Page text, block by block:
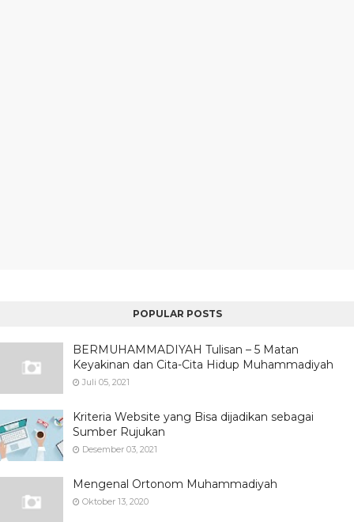
POPULAR POSTS
BERMUHAMMADIYAH Tulisan – 5 Matan
Keyakinan dan Cita-Cita Hidup Muhammadiyah
Juli 05, 2021
Kriteria Website yang Bisa dijadikan sebagai
Sumber Rujukan
Desember 03, 2021
Mengenal Ortonom Muhammadiyah
Oktober 13, 2020